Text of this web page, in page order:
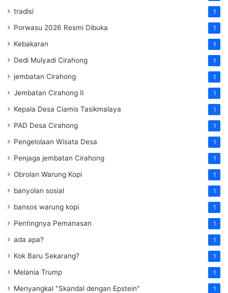
tradisi 1
Porwasu 2026 Resmi Dibuka 1
Kebakaran 1
Dedi Mulyadi Cirahong 1
jembatan Cirahong 1
Jembatan Cirahong II 1
Kepala Desa Ciamis Tasikmalaya 1
PAD Desa Cirahong 1
Pengelolaan Wisata Desa 1
Penjaga jembatan Cirahong 1
Obrolan Warung Kopi 1
banyolan sosial 1
bansos warung kopi 1
Pentingnya Pemanasan 1
ada apa? 1
Kok Baru Sekarang? 1
Melania Trump 1
Menyangkal "Skandal dengan Epstein" 1